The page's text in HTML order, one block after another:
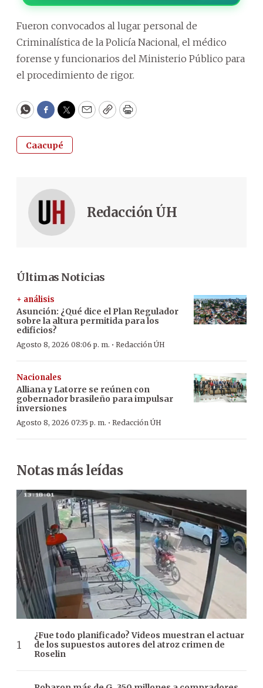
Fueron convocados al lugar personal de
Criminalística de la Policía Nacional, el médico
forense y funcionarios del Ministerio Público para
el procedimiento de rigor.
WhatsApp
Facebook
Twitter
EmailCopyPrint
Caacupé
Redacción ÚH
Últimas Noticias
+ análisis
Asunción: ¿Qué dice el Plan Regulador
sobre la altura permitida para los
edificios?
Agosto 8, 2026 08:06 p. m. · Redacción ÚH
Nacionales
Alliana y Latorre se reúnen con
gobernador brasileño para impulsar
inversiones
Agosto 8, 2026 07:35 p. m. · Redacción ÚH
Notas más leídas
¿Fue todo planificado? Videos muestran el actuar
de los supuestos autores del atroz crimen de
Roselin